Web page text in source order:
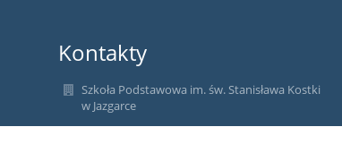
Kontakty
Szkoła Podstawowa im. św. Stanisława Kostki
w Jazgarce